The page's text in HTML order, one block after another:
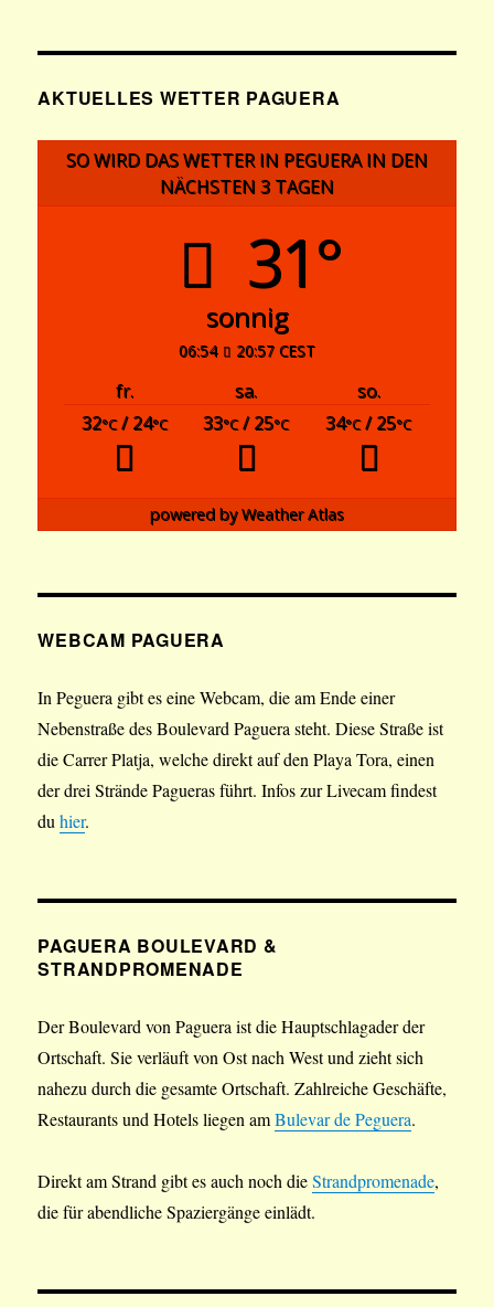
AKTUELLES WETTER PAGUERA
SO WIRD DAS WETTER IN PEGUERA IN DEN
NÄCHSTEN 3 TAGEN
31°
sonnig
06:54 20:57 CEST
fr. sa.
so.
32°C/ 24°C 33°C/ 25°C 34°C/ 25°C
powered byWeather Atlas
WEBCAM PAGUERA
In Peguera gibt es eine Webcam, die am Ende einer
Nebenstraße des Boulevard Paguera steht. Diese Straße ist
die Carrer Platja, welche direkt auf den Playa Tora, einen
der drei Strände Pagueras führt. Infos zur Livecam findest
duhier.
PAGUERA BOULEVARD &
STRANDPROMENADE
Der Boulevard von Paguera ist die Hauptschlagader der
Ortschaft. Sie verläuft von Ost nach West und zieht sich
nahezu durch die gesamte Ortschaft. Zahlreiche Geschäfte,
Restaurants und Hotels liegen amBulevar de Peguera.
Direkt am Strand gibt es auch noch dieStrandpromenade,
die für abendliche Spaziergänge einlädt.